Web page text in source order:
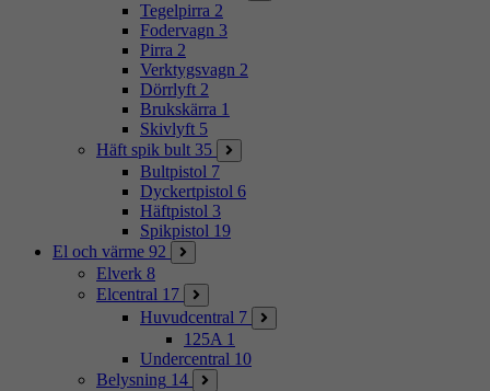
Tegelpirra 2
Fodervagn 3
Pirra 2
Verktygsvagn 2
Dörrlyft 2
Brukskärra 1
Skivlyft 5
Häft spik bult 35
Bultpistol 7
Dyckertpistol 6
Häftpistol 3
Spikpistol 19
El och värme 92
Elverk 8
Elcentral 17
Huvudcentral 7
125A 1
Undercentral 10
Belysning 14